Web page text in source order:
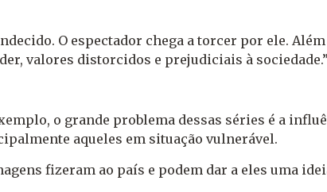
O espectador chega a torcer por ele.
valores distorcidos e prejudiciais à sociedade.”
o grande problema dessas séries é a
aqueles em situação vulnerável.
fizeram ao país e podem dar a eles uma